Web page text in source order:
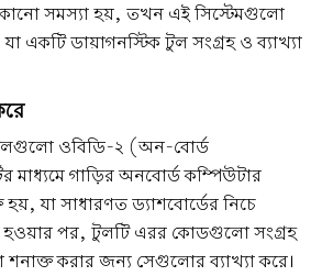
কোনো সমস্যা হয়, তখন এই সিস্টেমগুলো
একটি ডায়াগনস্টিক টুল সংগ্রহ ও ব্যাখ্যা
টুলগুলো ওবিডি-২ (অন-বোর্ড
মাধ্যমে গাড়ির অনবোর্ড কম্পিউটার
হয়, যা সাধারণত ড্যাশবোর্ডের নিচে
হওয়ার পর, টুলটি এরর কোডগুলো সংগ্রহ
শনাক্ত করার জন্য সেগুলোর ব্যাখ্যা করে।